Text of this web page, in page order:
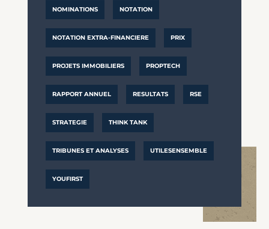
NOMINATIONS NOTATION
NOTATION EXTRA-FINANCIERE PRIX
PROJETS IMMOBILIERS PROPTECH
RAPPORT ANNUEL RESULTATS RSE
STRATEGIE THINK TANK
TRIBUNES ET ANALYSES UTILESENSEMBLE
YOUFIRST